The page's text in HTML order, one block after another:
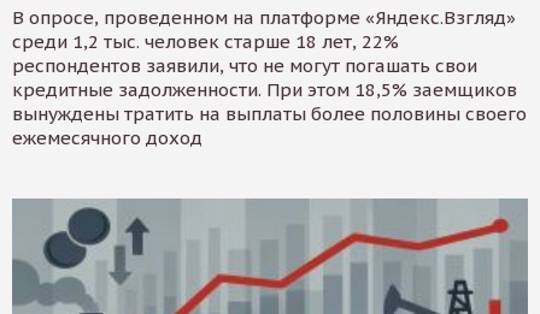
В опросе, проведенном на платформе «Яндекс.Взгляд»
среди 1,2 тыс. человек старше 18 лет, 22%
респондентов заявили, что не могут погашать свои
кредитные задолженности. При этом 18,5% заемщиков
вынуждены тратить на выплаты более половины своего
ежемесячного доход